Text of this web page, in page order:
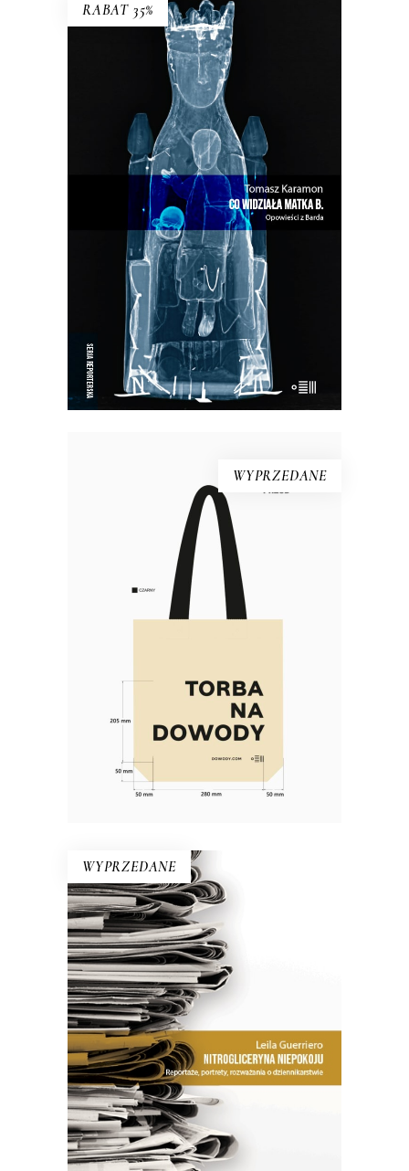
RABAT 35%
E-BOOK DO KOSZYKA
CO WIDZIAŁA MATKA B.
W Bardzie przeszłość i teraźniejszość
przeplatają się w niekończącym się
cyklu…
51.00zł 33.15zł
KSIĄŻKA DO KOSZYKA
WYPRZEDANE
Torba bawełniana DOWODY
Materiał: bawełna 100% Gramatura:
280g/m2 Wymiary: 38×40 cm (dno o
szerokość 5 cm Nadruk: czarny
WYPRZEDANE
NITROGLICERYNA NIEPOKOJU
Jak zauważa dziennikarka w jednym
z esejów, warto dostrzec różnicę
między pisaniem „poprawnym” a
„obrzydliwie dobrym”.
53.00zł 26.50